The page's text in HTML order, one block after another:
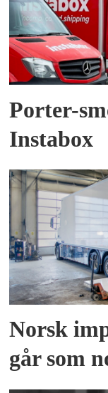
Porter-
Instabox
Norsk
går som